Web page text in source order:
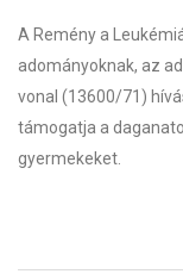
A Remény a
adományoknak, az
vonal (13600/71)
támogatja a
gyermekeket.